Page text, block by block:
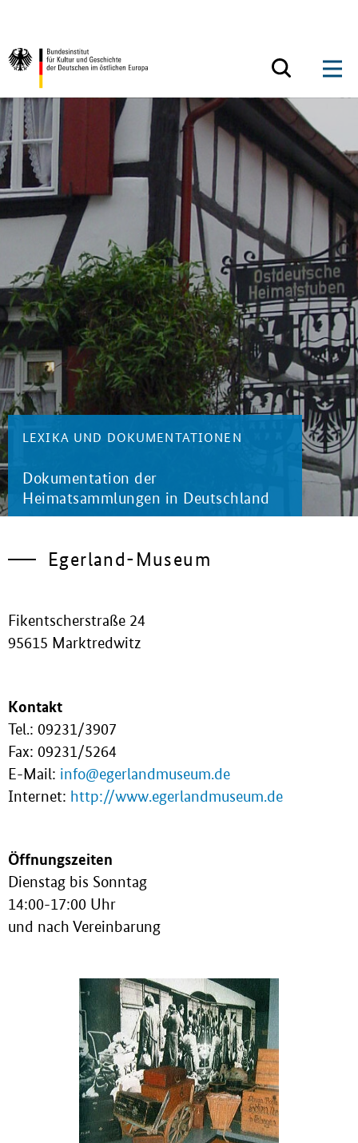
Zurück zur Startseite
LEXIKA UND DOKUMENTATIONEN
Dokumentation der
Heimatsammlungen in Deutschland
Egerland-Museum
Fikentscherstraße 24
95615 Marktredwitz
Kontakt
Tel.: 09231/3907
Fax: 09231/5264
E-Mail: info@egerlandmuseum.de
Internet: http://www.egerlandmuseum.de
Öffnungszeiten
Dienstag bis Sonntag
14:00-17:00 Uhr
und nach Vereinbarung